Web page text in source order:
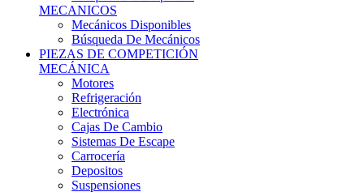
MECANICOS
Mecánicos Disponibles
Búsqueda De Mecánicos
PIEZAS DE COMPETICIÓN
MECÁNICA
Motores
Refrigeración
Electrónica
Cajas De Cambio
Sistemas De Escape
Carrocería
Depositos
Suspensiones